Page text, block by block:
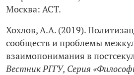
Москва: АСТ.
Хохлов, А.А. (2019).
сообществ и проблемы
взаимопонимания в
Вестник РГГУ, Серия